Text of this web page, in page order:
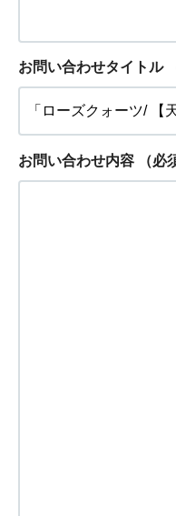
お問い合わせタイトル
お問い合わせ内容 （必